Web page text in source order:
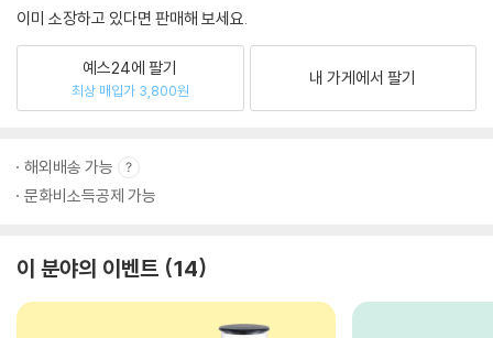
이미 소장하고 있다면 판매해 보세요.
예스24에 팔기
최상 매입가 3,800원
내 가게에서 팔기
해외배송 가능
문화비소득공제 가능
이 분야의 이벤트 14